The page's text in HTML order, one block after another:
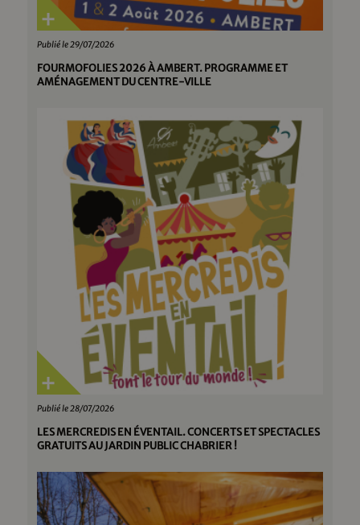
Publié le 29/07/2026
FOURMOFOLIES 2026 À AMBERT. PROGRAMME ET
AMÉNAGEMENT DU CENTRE-VILLE
Publié le 28/07/2026
LES MERCREDIS EN ÉVENTAIL. CONCERTS ET SPECTACLES
GRATUITS AU JARDIN PUBLIC CHABRIER !